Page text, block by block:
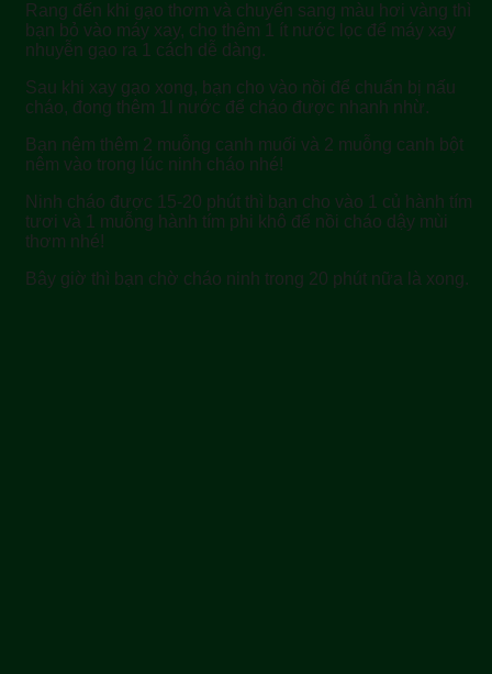
Rang đến khi gạo thơm và chuyển sang màu hơi vàng thì
bạn bỏ vào máy xay, cho thêm 1 ít nước lọc để máy xay
nhuyễn gạo ra 1 cách dễ dàng.
Sau khi xay gạo xong, bạn cho vào nồi để chuẩn bị nấu
cháo, đong thêm 1l nước để cháo được nhanh nhừ.
Bạn nêm thêm 2 muỗng canh muối và 2 muỗng canh bột
nêm vào trong lúc ninh cháo nhé!
Ninh cháo được 15-20 phút thì bạn cho vào 1 củ hành tím
tươi và 1 muỗng hành tím phi khô để nồi cháo dậy mùi
thơm nhé!
Bây giờ thì bạn chờ cháo ninh trong 20 phút nữa là xong.